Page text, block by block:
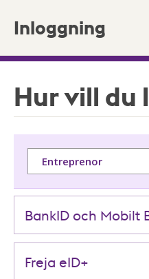
Inloggning
Hur vill du
Entreprenor
BankID och Mobilt
Freja eID+